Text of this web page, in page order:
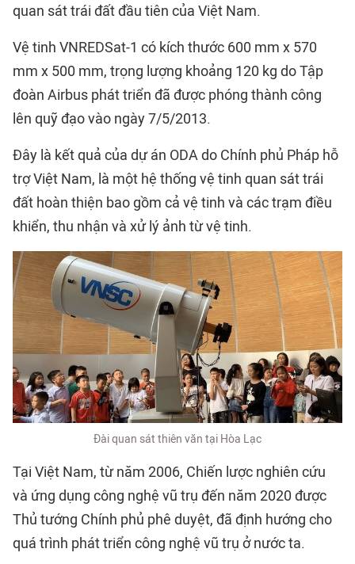
quan sát trái đất đầu tiên của Việt Nam.
Vệ tinh VNREDSat-1 có kích thước 600 mm x 570
mm x 500 mm, trọng lượng khoảng 120 kg do Tập
đoàn Airbus phát triển đã được phóng thành công
lên quỹ đạo vào ngày 7/5/2013.
Đây là kết quả của dự án ODA do Chính phủ Pháp hỗ
trợ Việt Nam, là một hệ thống vệ tinh quan sát trái
đất hoàn thiện bao gồm cả vệ tinh và các trạm điều
khiển, thu nhận và xử lý ảnh từ vệ tinh.
Đài quan sát thiên văn tại Hòa Lạc
Tại Việt Nam, từ năm 2006, Chiến lược nghiên cứu
và ứng dụng công nghệ vũ trụ đến năm 2020 được
Thủ tướng Chính phủ phê duyệt, đã định hướng cho
quá trình phát triển công nghệ vũ trụ ở nước ta.